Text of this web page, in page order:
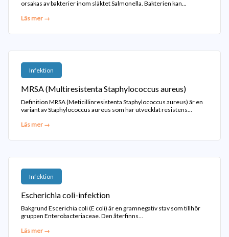
orsakas av bakterier inom släktet Salmonella. Bakterien kan...
Läs mer →
Infektion
MRSA (Multiresistenta Staphylococcus aureus)
Definition MRSA (Meticillinresistenta Staphylococcus aureus) är en
variant av Staphylococcus aureus som har utvecklat resistens...
Läs mer →
Infektion
Escherichia coli-infektion
Bakgrund Escerichia coli (E coli) är en gramnegativ stav som tillhör
gruppen Enterobacteriaceae. Den återfinns...
Läs mer →